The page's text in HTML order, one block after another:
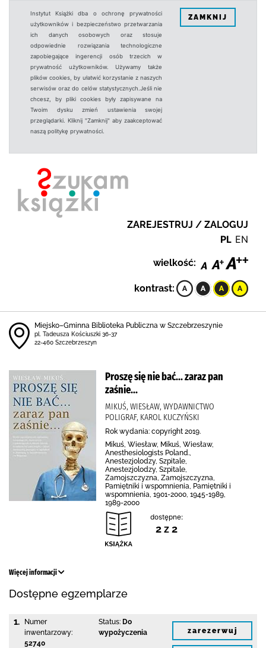
Instytut Książki dba o ochronę prywatności
użytkowników i bezpieczeństwo przetwarzania
ich danych osobowych oraz stosuje
odpowiednie rozwiązania technologiczne
zapobiegające ingerencji osób trzecich w
prywatność użytkowników. Używamy także
plików cookies, by ułatwić korzystanie z naszych
serwisów oraz do celów statystycznych.Jeśli nie
chcesz, by pliki cookies były zapisywane na
Twoim dysku zmień ustawienia swojej
przeglądarki. Kliknij "Zamknij" aby zaakceptować
naszą politykę prywatności.
ZAMKNIJ
ZAREJESTRUJ / ZALOGUJ
PL EN
wielkość:
kontrast:
Miejsko–Gminna Biblioteka Publiczna w Szczebrzeszynie
pl. Tadeusza Kościuszki 36-37
22-460 Szczebrzeszyn
Proszę się nie bać... zaraz pan
zaśnie...
MIKUŚ, WIESŁAW, WYDAWNICTWO
POLIGRAF, KAROL KUCZYŃSKI
Rok wydania: copyright 2019.
Mikuś, Wiesław, Mikuś, Wiesław,
Anesthesiologists Poland.,
Anestezjolodzy, Szpitale,
Anestezjolodzy, Szpitale,
Zamojszczyzna, Zamojszczyzna,
Pamiętniki i wspomnienia, Pamiętniki i
wspomnienia, 1901-2000, 1945-1989,
1989-2000
dostępne:
2 z 2
Więcej informacji
Dostępne egzemplarze
1.
Numer
inwentarzowy:
52740
Status: Do
wypożyczenia
zarezerwuj